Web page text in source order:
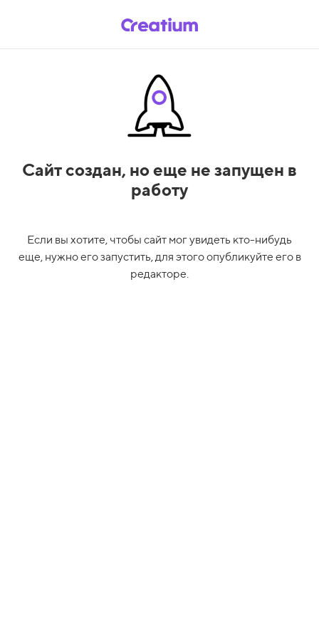
Сайт создан, но еще не запущен в
работу
Если вы хотите, чтобы сайт мог увидеть кто-нибудь
еще, нужно его запустить, для этого опубликуйте его в
редакторе.